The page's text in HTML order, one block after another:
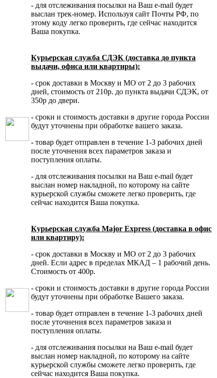
- для отслеживания посылки на Ваш e-mail будет
выслан трек-номер. Используя сайт Почты РФ, по
этому коду легко проверить, где сейчас находится
Ваша покупка.
Курьерская служба СДЭК (доставка до пункта
выдачи, офиса или квартиры):
- срок доставки в Москву и МО от 2 до 3 рабочих
дней, стоимость от 210р. до пункта выдачи СДЭК, от
350р до двери.
- сроки и стоимость доставки в другие города России
будут уточнены при обработке вашего заказа.
- товар будет отправлен в течение 1-3 рабочих дней
после уточнения всех параметров заказа и
поступления оплаты.
- для отслеживания посылки на Ваш e-mail будет
выслан номер накладной, по которому на сайте
курьерской службы сможете легко проверить, где
сейчас находится Ваша покупка.
Курьерская служба Major Express (доставка в офис
или квартиру):
- срок доставки в Москву и МО от 2 до 3 рабочих
дней. Если адрес в пределах МКАД – 1 рабочий день.
Стоимость от 400р.
- сроки и стоимость доставки в другие города России
будут уточнены при обработке Вашего заказа.
- товар будет отправлен в течение 1-3 рабочих дней
после уточнения всех параметров заказа и
поступления оплаты.
- для отслеживания посылки на Ваш e-mail будет
выслан номер накладной, по которому на сайте
курьерской службы сможете легко проверить, где
сейчас находится Ваша покупка.